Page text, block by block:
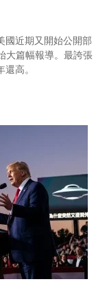
國近期又開始公開部
大篇幅報導。最誇張
高。